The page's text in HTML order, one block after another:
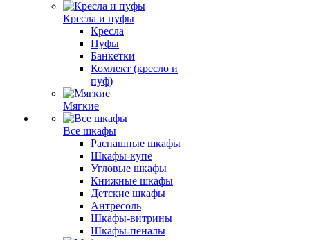
Кресла и пуфы
Кресла
Пуфы
Банкетки
Комлект (кресло и
пуф)
Мягкие
Все шкафы
Распашные шкафы
Шкафы-купе
Угловые шкафы
Книжные шкафы
Детские шкафы
Антресоль
Шкафы-витрины
Шкафы-пеналы